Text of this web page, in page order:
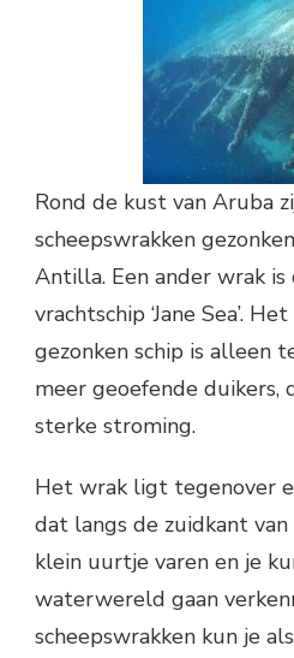
Rond de kust van Aruba
scheepswrakken
Antilla. Een ander wrak
vrachtschip ‘Jane Sea’.
gezonken schip is alleen
meer geoefende duikers,
sterke stroming.
Het wrak ligt tegenover
dat langs de zuidkant
klein uurtje varen en je
waterwereld gaan
scheepswrakken kun je